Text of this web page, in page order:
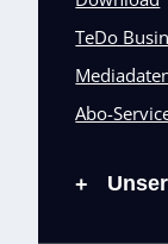
TeDo
Abo-
+